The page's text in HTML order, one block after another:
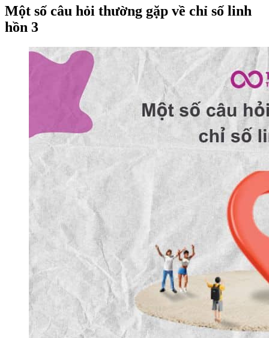
Một số câu hỏi thường gặp về chỉ số linh
hồn 3